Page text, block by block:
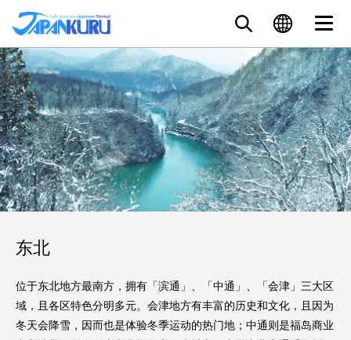
东北
位于东北地方最南方，拥有「滨通」、「中通」、「会津」三大区
域，且各区特色分明多元。会津地方有丰富的历史和文化，且因为
冬天会降雪，因而也是体验冬季运动的热门地；中通则是福岛商业